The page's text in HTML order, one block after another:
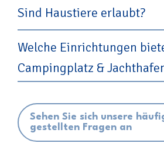
Sind Haustiere erlaubt?
Welche Einrichtungen
Campingplatz &
Sehen Sie sich unsere
gestellten Fragen an